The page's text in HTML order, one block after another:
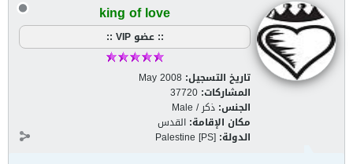
king of love
:: عضو VIP ::
تاريخ التسجيل: May 2008
المشاركات: 37720
الجنس: ذكر / Male
مكان الإقامة: القدس
الدولة: Palestine [PS]